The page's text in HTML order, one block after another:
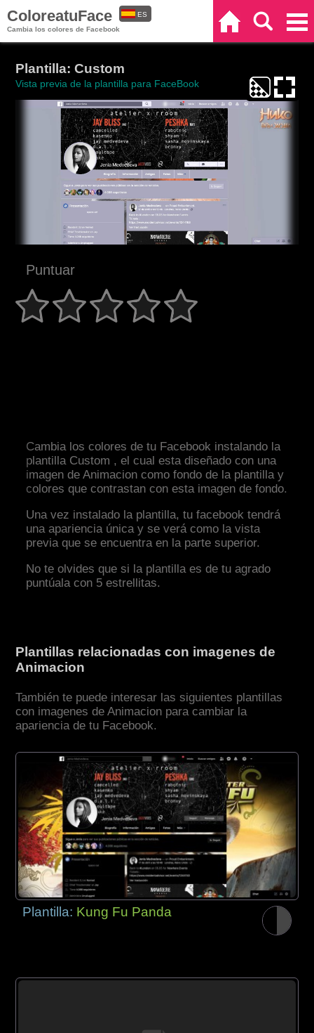
ColoreatuFace
Cambia los colores de Facebook
ES
Plantilla: Custom
Vista previa de la plantilla para FaceBook
Puntuar
Cambia los colores de tu Facebook instalando la
plantilla Custom , el cual esta diseñado con una
imagen de Animacion como fondo de la plantilla y
colores que contrastan con esta imagen de fondo.
Una vez instalado la plantilla, tu facebook tendrá
una apariencia única y se verá como la vista
previa que se encuentra en la parte superior.
No te olvides que si la plantilla es de tu agrado
puntúala con 5 estrellitas.
Plantillas relacionadas con imagenes de
Animacion
También te puede interesar las siguientes plantillas
con imagenes de Animacion para cambiar la
apariencia de tu Facebook.
Plantilla: Kung Fu Panda